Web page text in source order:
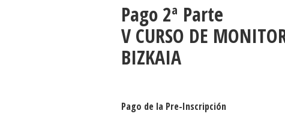
Pago 2ª Parte
V CURSO DE
BIZKAIA
Pago de la Pre-Inscripción